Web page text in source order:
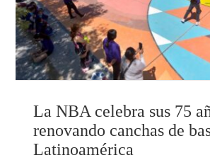
La NBA celebra sus 75
renovando canchas de
Latinoamérica